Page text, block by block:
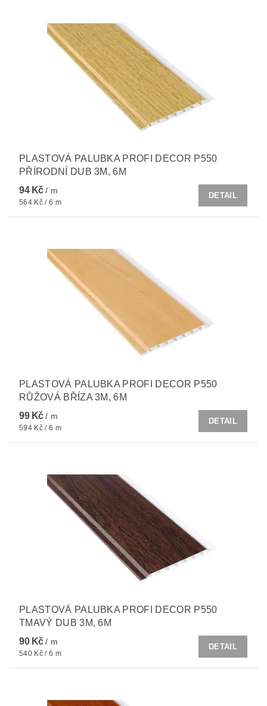
PLASTOVÁ PALUBKA PROFI DECOR P550
PŘÍRODNÍ DUB 3M, 6M
94 Kč/ m
564 Kč / 6 m
DETAIL
PLASTOVÁ PALUBKA PROFI DECOR P550
RŮŽOVÁ BŘÍZA 3M, 6M
99 Kč/ m
594 Kč / 6 m
DETAIL
PLASTOVÁ PALUBKA PROFI DECOR P550
TMAVÝ DUB 3M, 6M
90 Kč/ m
540 Kč / 6 m
DETAIL